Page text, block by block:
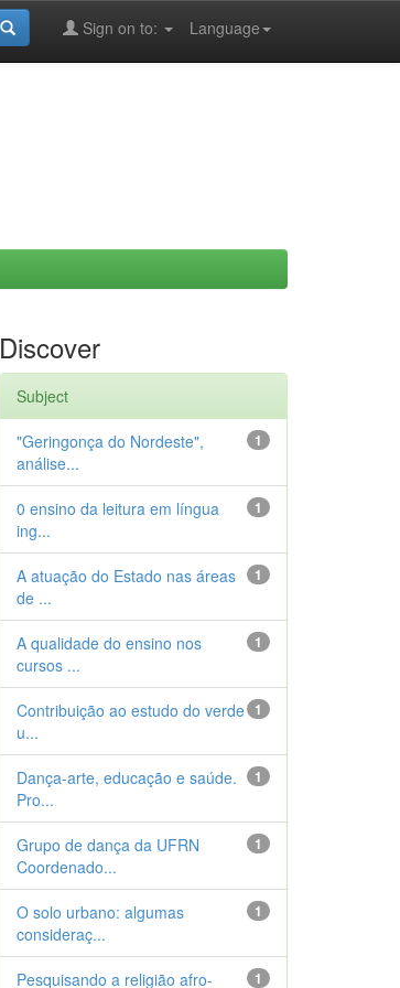
Language
Sign on to:
Discover
Subject
1
"Geringonça do Nordeste",
análise...
1
0 ensino da leitura em língua
ing...
1
A atuação do Estado nas áreas
de ...
1
A qualidade do ensino nos
cursos ...
1
Contribuição ao estudo do verde
u...
1
Dança-arte, educação e saúde.
Pro...
1
Grupo de dança da UFRN
Coordenado...
1
O solo urbano: algumas
consideraç...
1
Pesquisando a religião afro-